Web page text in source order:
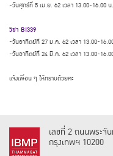
-วันศุกร์ที่ 5 เม.ย. 62 เวลา 13.00-16.00
วิชา BI339
-วันอาทิตย์ที่ 27 ม.ค. 62 เวลา 13.00-
-วันอาทิตย์ที่ 24 มี.ค. 62 เวลา 13.00-
แจ้งเพื่อน ๆ ให้ทราบด้วยคะ
เลขที่ 2 ถนนพระจั
กรุงเทพฯ 10200